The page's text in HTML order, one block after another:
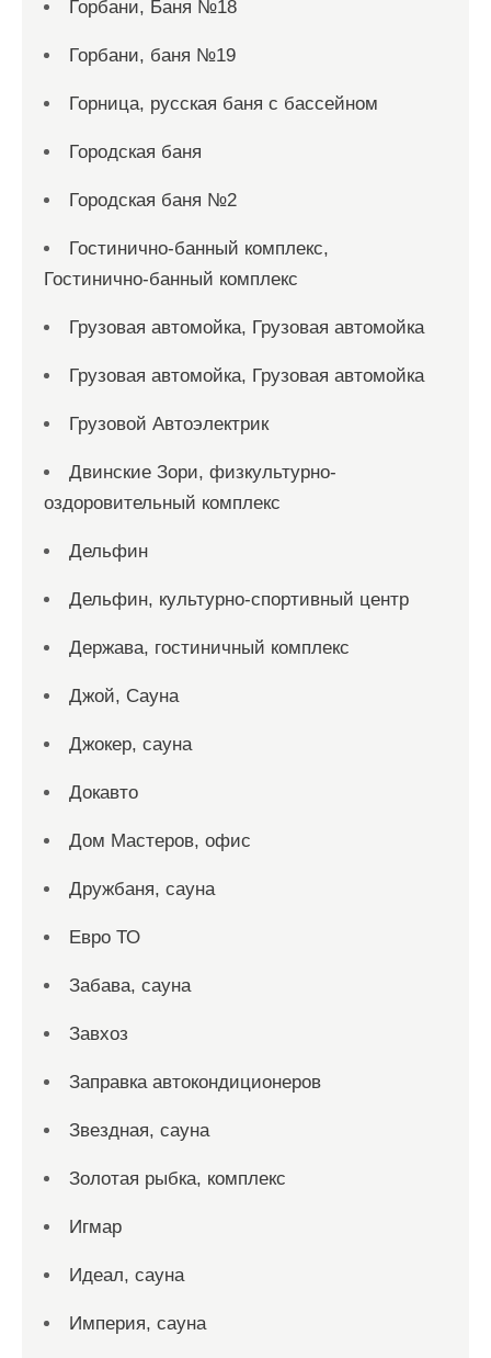
Горбани, Баня №18
Горбани, баня №19
Горница, русская баня с бассейном
Городская баня
Городская баня №2
Гостинично-банный комплекс,
Гостинично-банный комплекс
Грузовая автомойка, Грузовая автомойка
Грузовая автомойка, Грузовая автомойка
Грузовой Автоэлектрик
Двинские Зори, физкультурно-
оздоровительный комплекс
Дельфин
Дельфин, культурно-спортивный центр
Держава, гостиничный комплекс
Джой, Сауна
Джокер, сауна
Докавто
Дом Мастеров, офис
Дружбаня, сауна
Евро ТО
Забава, сауна
Завхоз
Заправка автокондиционеров
Звездная, сауна
Золотая рыбка, комплекс
Игмар
Идеал, сауна
Империя, сауна